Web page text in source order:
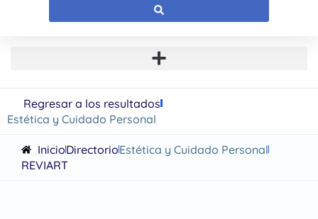
Regresar a los resultados
Estética y Cuidado Personal
InicioDirectorioEstética y Cuidado Personal
REVIART